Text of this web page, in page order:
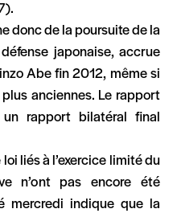
donc de la poursuite de la
japonaise, accrue
Abe fin 2012, même si
anciennes. Le rapport
rapport bilatéral final
liés à l’exercice limité du
n’ont pas encore été
mercredi indique que la